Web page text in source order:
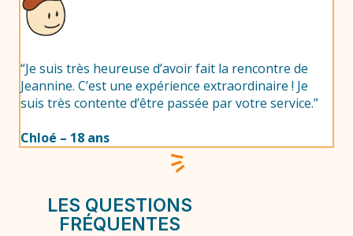
“Je suis très heureuse d’avoir fait la rencontre de
Jeannine. C’est une expérience extraordinaire ! Je
suis très contente d’être passée par votre service.”
Chloé – 18 ans
LES QUESTIONS
FRÉQUENTES